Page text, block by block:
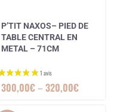
P’TIT NAXOS– PIED DE
TABLE CENTRAL EN
METAL – 71CM
300,00€–320,00€